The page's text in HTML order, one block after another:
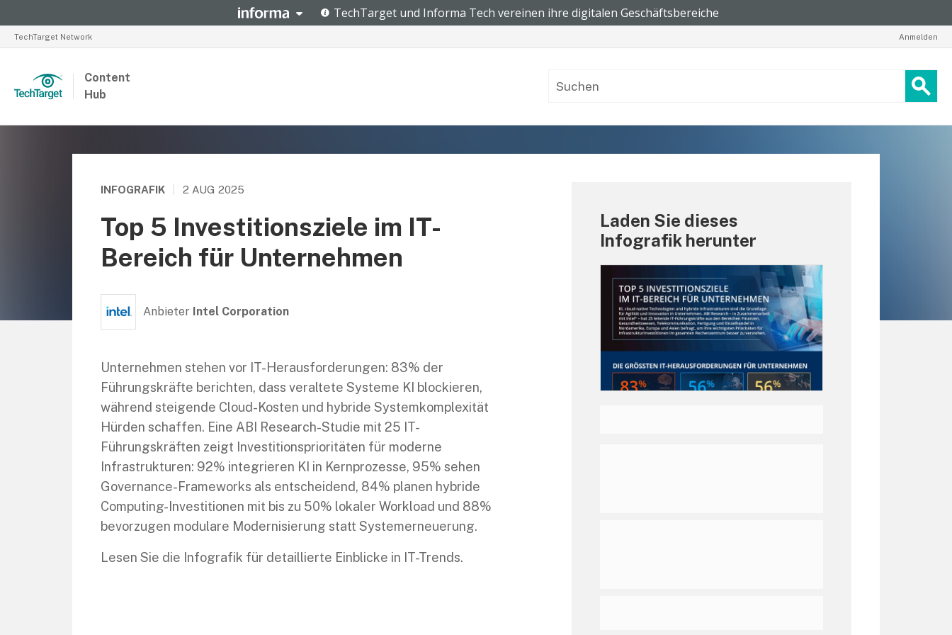
TechTarget Network Anmelden
Content
Hub
INFOGRAFIK 2 AUG 2025
Top 5 Investitionsziele im IT-
Bereich für Unternehmen
Anbieter Intel Corporation
Unternehmen stehen vor IT-Herausforderungen: 83% der
Führungskräfte berichten, dass veraltete Systeme KI blockieren,
während steigende Cloud-Kosten und hybride Systemkomplexität
Hürden schaffen. Eine ABI Research-Studie mit 25 IT-
Führungskräften zeigt Investitionsprioritäten für moderne
Infrastrukturen: 92% integrieren KI in Kernprozesse, 95% sehen
Governance-Frameworks als entscheidend, 84% planen hybride
Computing-Investitionen mit bis zu 50% lokaler Workload und 88%
bevorzugen modulare Modernisierung statt Systemerneuerung.
Lesen Sie die Infografik für detaillierte Einblicke in IT-Trends.
Laden Sie dieses
Infografik herunter